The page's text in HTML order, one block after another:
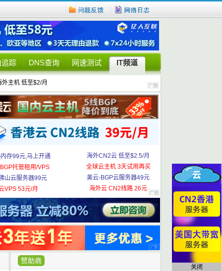
踪 DNS查询 网速测试 IT频道
外主机 低至$2/月
存99元,马上开通
托管租用/VPS
山云服务器99元
VPS 53元/月
海外CN2云 低至$2.5/月
全球云主机 3天试用再买
美云-BGP云服务器49元
海外云 CN2线路 26元
赞助商
关闭